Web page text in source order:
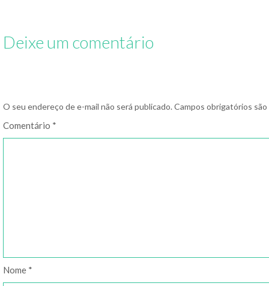
Deixe um comentário
O seu endereço de e-mail não será publicado. Campos obrigatórios
Comentário *
Nome *